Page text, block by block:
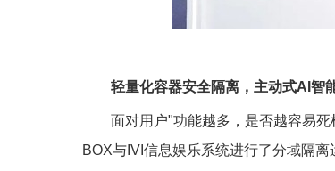
轻量化容器安全隔离，主动式AI智
面对用户"功能越多，是否越容易
BOX与IVI信息娱乐系统进行了分域隔